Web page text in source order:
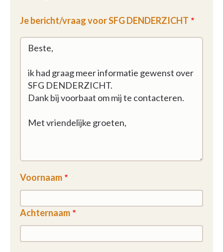
Je bericht/vraag voor SFG DENDERZICHT
Voornaam
Achternaam